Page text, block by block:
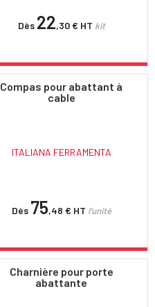
Dès 22,30 € HT kit
Compas pour abattant à
cable
ITALIANA FERRAMENTA
Dès 75,48 € HT l'unité
Charnière pour porte
abattante